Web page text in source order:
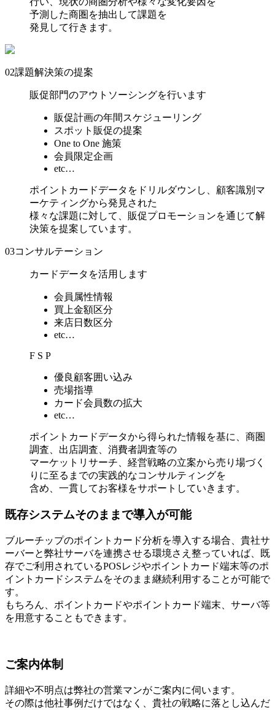
予測した商圏を抽出して課題を
発見して行きます。
02課題解決策の提案
販促部門のアウトソーシングを行います
販促計画の年間スケジューリング
スポット販促の提案
One to One 施策
会員限定企画
etc…
ポイントカードデータをドリルダウンし、顧客識別マ
ーケティングから発見された
様々な課題に対して、販促プロモーションを通じて解
決策を提案しています。
03コンサルテーション
カードデータを活用します
会員属性情報
買上金額区分
来店日数区分
etc…
F S P
優良顧客囲い込み
売場指導
カード会員数の拡大
etc…
ポイントカードデータから得られた情報を基に、商圏
調査、出店調査、消費者調査等の
マーケットリサーチ、経営戦略の立案から売り場づく
りに至るまでの実践的なコンサルティングを
含め、一貫してお客様をサポートしていきます。
既存システムそのままで導入が可能
ブルーチップのポイントカード分析を導入する場合、貴社サ
ーバーと弊社サーバを連携させる環境さえ整っていれば、既
存でご利用されているPOSレジやポイントカード端末等のポ
イントカードシステムをそのまま継続利用することが可能で
す。
もちろん、ポイントカードやポイントカード端末、サーバ等
を用意することもできます。
ご案内体制
詳細や不明点は弊社の営業マンがご案内に伺います。
その際は他社事例だけではなく、貴社の戦略に落とし込んだ